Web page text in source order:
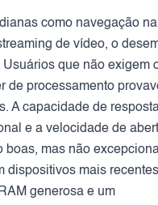
como navegação
de vídeo, o
que não exigem
de processamento
A capacidade de
e a velocidade de
boas, mas não
dispositivos mais
generosa e um